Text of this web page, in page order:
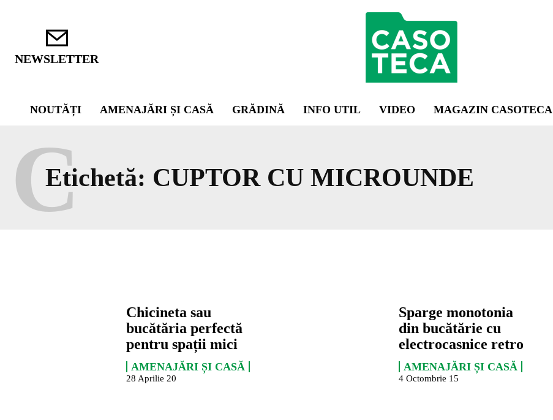
NEWSLETTER
NOUTĂȚI AMENAJĂRI ȘI CASĂ GRĂDINĂ INFO UTIL VIDEO MAGAZIN CASOTECA
Etichetă: CUPTOR CU MICROUNDE
C
Chicineta sau
bucătăria perfectă
pentru spații mici
AMENAJĂRI ȘI CASĂ
28 Aprilie 20
Sparge monotonia
din bucătărie cu
electrocasnice retro
AMENAJĂRI ȘI CASĂ
4 Octombrie 15